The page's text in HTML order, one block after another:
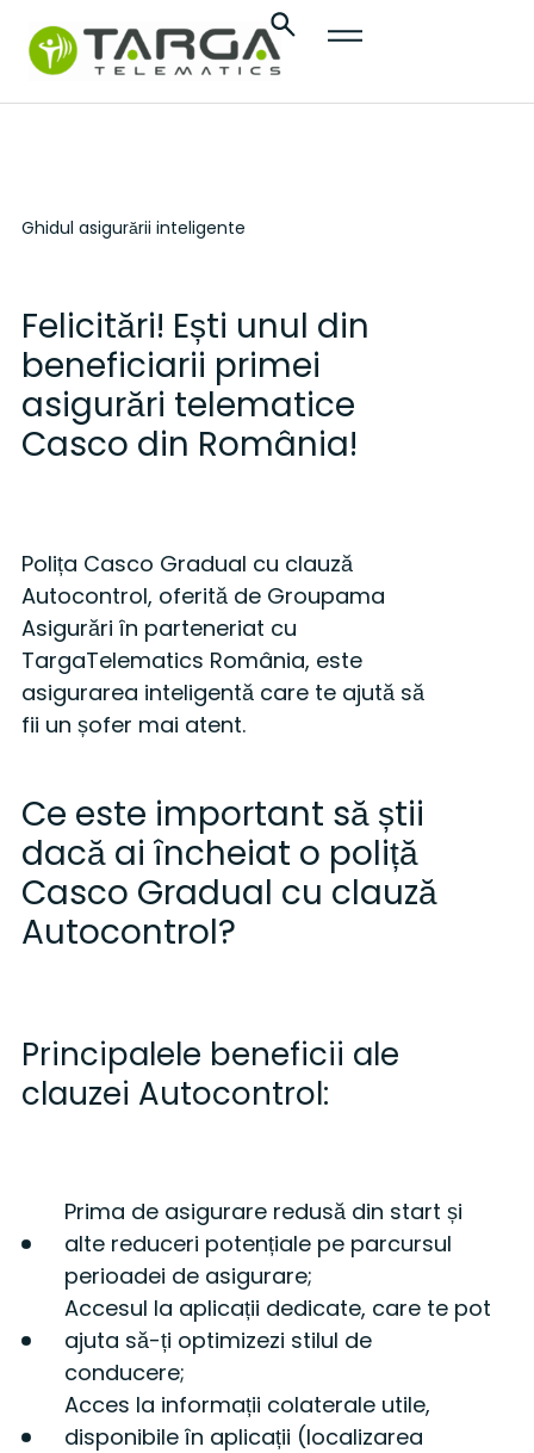
Ghidul asigurării inteligente
Felicitări! Ești unul din
beneficiarii primei
asigurări telematice
Casco din România!
Polița Casco Gradual cu clauză
Autocontrol, oferită de Groupama
Asigurări în parteneriat cu
TargaTelematics România, este
asigurarea inteligentă care te ajută să
fii un șofer mai atent.
Ce este important să știi
dacă ai încheiat o poliță
Casco Gradual cu clauză
Autocontrol?
Principalele beneficii ale
clauzei Autocontrol:
Prima de asigurare redusă din start și
alte reduceri potențiale pe parcursul
perioadei de asigurare;
Accesul la aplicații dedicate, care te pot
ajuta să-ți optimizezi stilul de
conducere;
Acces la informații colaterale utile,
disponibile în aplicații (localizarea